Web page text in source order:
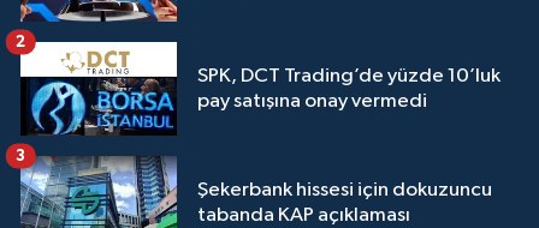
SPK, DCT Trading’de yüzde 10’luk
pay satışına onay vermedi
2
Şekerbank hissesi için dokuzuncu
tabanda KAP açıklaması
3